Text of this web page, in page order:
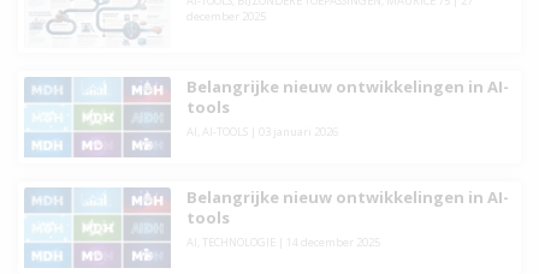
december 2025
Belangrijke nieuw ontwikkelingen in AI-
tools
AI AI-TOOLS 03 januari 2026
Belangrijke nieuw ontwikkelingen in AI-
tools
AI TECHNOLOGIE 14 december 2025